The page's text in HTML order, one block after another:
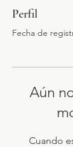
Perfil
Fecha de
Aún
Cuando